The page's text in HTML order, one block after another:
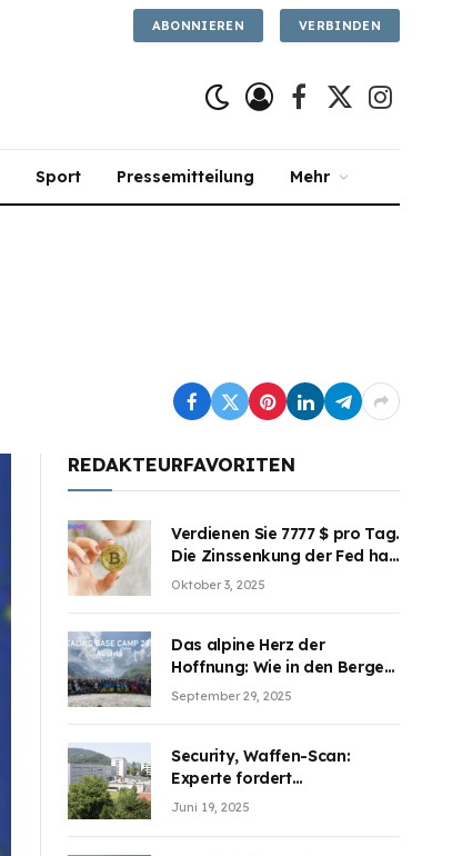
ABONNIEREN VERBINDEN
Facebook
X
Sport Pressemitteilung Mehr
REDAKTEURFAVORITEN
Verdienen Sie 7777 $ pro Tag.
Die Zinssenkung der Fed hat
die Aufmerksamkeit des
teilzuhaben
Oktober 3, 2025
Das alpine Herz der
Hoffnung: Wie in den Bergen
Österreichs die unsichtbaren
September 29, 2025
Security, Waffen-Scan:
Experte fordert
Sicherheitsdiskussion an
Juni 19, 2025